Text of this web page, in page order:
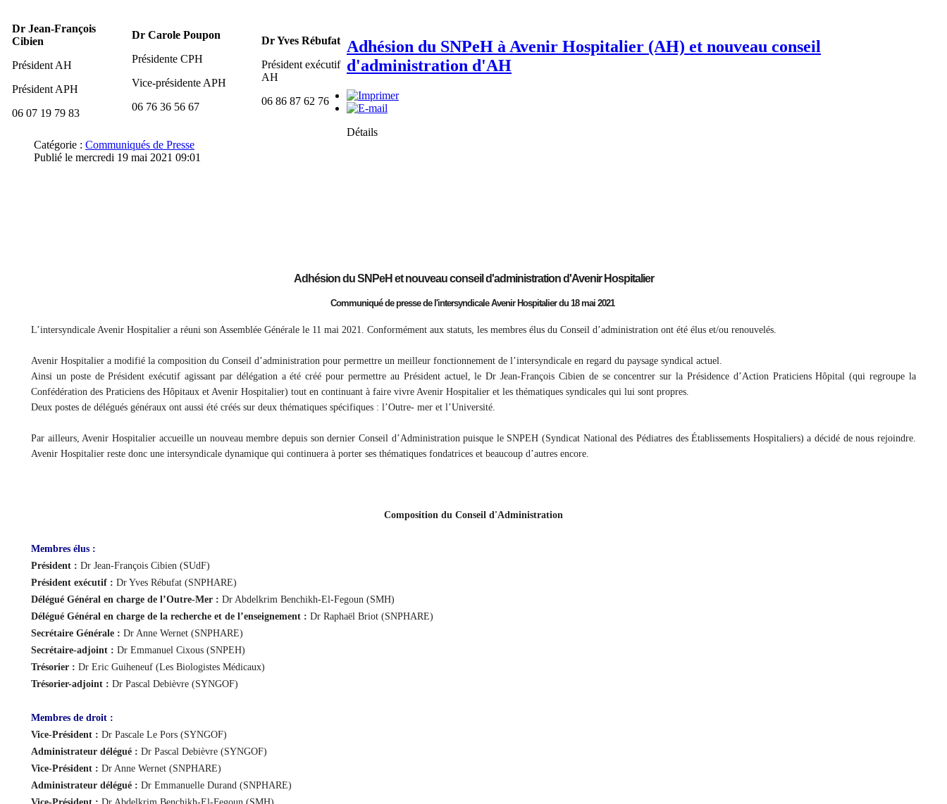
Dr Jean-François
Cibien
Président AH
Président APH
06 07 19 79 83
Dr Carole Poupon
Présidente CPH
Vice-présidente APH
06 76 36 56 67
Dr Yves Rébufat
Président exécutif
AH
06 86 87 62 76
Adhésion du SNPeH à Avenir Hospitalier (AH) et nouveau conseil
d'administration d'AH
Détails
Catégorie : Communiqués de Presse
Publié le mercredi 19 mai 2021 09:01
Adhésion du SNPeH et nouveau conseil d'administration d'Avenir Hospitalier
Communiqué de presse de l'intersyndicale Avenir Hospitalier du 18 mai 2021
L’intersyndicale Avenir Hospitalier a réuni son Assemblée Générale le 11 mai 2021. Conformément aux statuts, les membres élus du Conseil d’administration ont été élus et/ou renouvelés.
Avenir Hospitalier a modifié la composition du Conseil d’administration pour permettre un meilleur fonctionnement de l’intersyndicale en regard du paysage syndical actuel.
Ainsi un poste de Président exécutif agissant par délégation a été créé pour permettre au Président actuel, le Dr Jean-François Cibien de se concentrer sur la Présidence d’Action Praticiens Hôpital (qui regroupe la
Confédération des Praticiens des Hôpitaux et Avenir Hospitalier) tout en continuant à faire vivre Avenir Hospitalier et les thématiques syndicales qui lui sont propres.
Deux postes de délégués généraux ont aussi été créés sur deux thématiques spécifiques : l’Outre- mer et l’Université.
Par ailleurs, Avenir Hospitalier accueille un nouveau membre depuis son dernier Conseil d’Administration puisque le SNPEH (Syndicat National des Pédiatres des Établissements Hospitaliers) a décidé de nous rejoindre.
Avenir Hospitalier reste donc une intersyndicale dynamique qui continuera à porter ses thématiques fondatrices et beaucoup d’autres encore.
Composition du Conseil d'Administration
Membres élus :
Président : Dr Jean-François Cibien (SUdF)
Président exécutif : Dr Yves Rébufat (SNPHARE)
Délégué Général en charge de l’Outre-Mer : Dr Abdelkrim Benchikh-El-Fegoun (SMH)
Délégué Général en charge de la recherche et de l’enseignement : Dr Raphaël Briot (SNPHARE)
Secrétaire Générale : Dr Anne Wernet (SNPHARE)
Secrétaire-adjoint : Dr Emmanuel Cixous (SNPEH)
Trésorier : Dr Eric Guiheneuf (Les Biologistes Médicaux)
Trésorier-adjoint : Dr Pascal Debièvre (SYNGOF)
Membres de droit :
Vice-Président : Dr Pascale Le Pors (SYNGOF)
Administrateur délégué : Dr Pascal Debièvre (SYNGOF)
Vice-Président : Dr Anne Wernet (SNPHARE)
Administrateur délégué : Dr Emmanuelle Durand (SNPHARE)